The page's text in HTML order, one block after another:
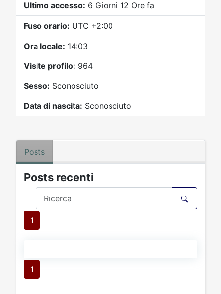
Ultimo accesso: 6 Giorni 12 Ore fa
Fuso orario: UTC +2:00
Ora locale: 14:03
Visite profilo: 964
Sesso: Sconosciuto
Data di nascita: Sconosciuto
Posts
Posts recenti
1
1